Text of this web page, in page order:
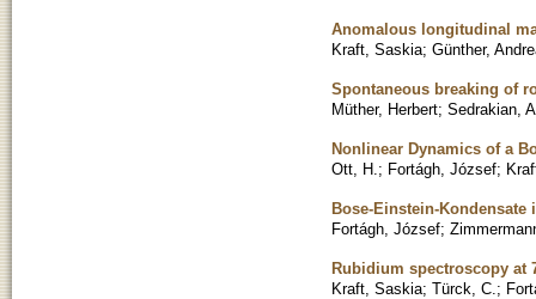
Anomalous longitudinal
Kraft, Saskia; Günther,
Spontaneous breaking of
Müther, Herbert; Sedrakian,
Nonlinear Dynamics of a
Ott, H. ; Fortágh, József;
Bose-Einstein-
Fortágh, József;
Rubidium spectroscopy at
Kraft, Saskia; Türck, C. ;